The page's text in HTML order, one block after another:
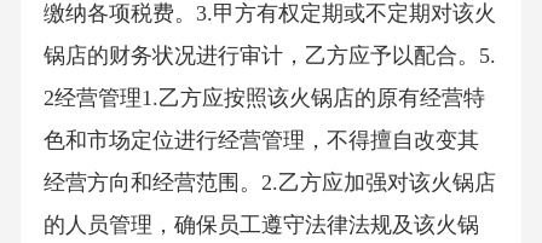
缴纳各项税费。3.甲方有权定期或不定期对该火
锅店的财务状况进行审计，乙方应予以配合。5.
2经营管理1.乙方应按照该火锅店的原有经营特
色和市场定位进行经营管理，不得擅自改变其
经营方向和经营范围。2.乙方应加强对该火锅店
的人员管理，确保员工遵守法律法规及该火锅